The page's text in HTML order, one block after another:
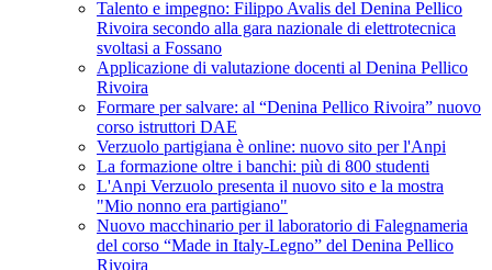
Talento e impegno: Filippo Avalis del Denina Pellico
Rivoira secondo alla gara nazionale di elettrotecnica
svoltasi a Fossano
Applicazione di valutazione docenti al Denina Pellico
Rivoira
Formare per salvare: al “Denina Pellico Rivoira” nuovo
corso istruttori DAE
Verzuolo partigiana è online: nuovo sito per l'Anpi
La formazione oltre i banchi: più di 800 studenti
L'Anpi Verzuolo presenta il nuovo sito e la mostra
"Mio nonno era partigiano"
Nuovo macchinario per il laboratorio di Falegnameria
del corso “Made in Italy-Legno” del Denina Pellico
Rivoira